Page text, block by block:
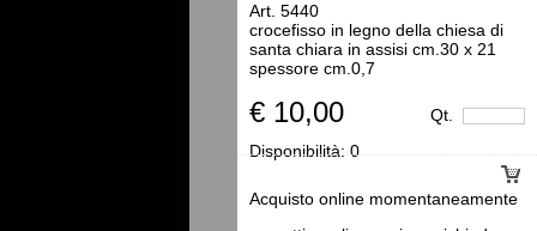
Art. 5440
crocefisso in legno della chiesa di
santa chiara in assisi cm.30 x 21
spessore cm.0,7
€ 10,00 Qt.
Acquisto online momentaneamente
Disponibilità:0